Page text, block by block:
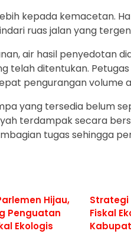
kepada kemacetan.
ruas jalan yang
air hasil penyedotan
telah ditentukan.
pengurangan volume
yang tersedia belum
terdampak secara
tugas sehingga
Hijau,
Penguatan
Ekologis
Strategi
Fiskal